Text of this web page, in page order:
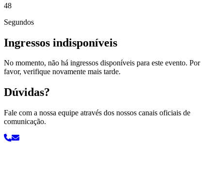
47
Segundos
Ingressos indisponíveis
No momento, não há ingressos disponíveis para este evento. Por
favor, verifique novamente mais tarde.
Dúvidas?
Fale com a nossa equipe através dos nossos canais oficiais de
comunicação.